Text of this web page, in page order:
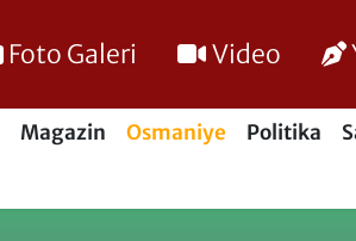
Foto Galeri Video
Magazin Osmaniye Politika